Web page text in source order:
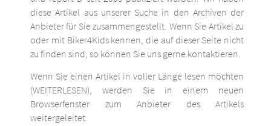
diese Artikel aus unserer Suche in den Archiven der
Anbieter für Sie zusammengestellt. Wenn Sie Artikel zu
oder mit Biker4Kids kennen, die auf dieser Seite nicht
zu finden sind, so können Sie uns gerne kontaktieren.
Wenn Sie einen Artikel in voller Länge lesen möchten
(WEITERLESEN), werden Sie in einem neuen
Browserfenster zum Anbieter des Artikels
weitergeleitet.